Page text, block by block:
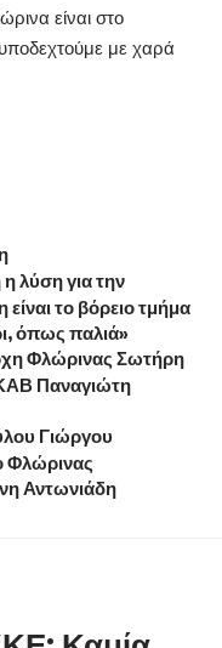
είναι στο
με χαρά
λύση για την
το βόρειο τμήμα
όπως παλιά»
Φλώρινας Σωτήρη
Παναγιώτη
Γιώργου
Φλώρινας
Αντωνιάδη